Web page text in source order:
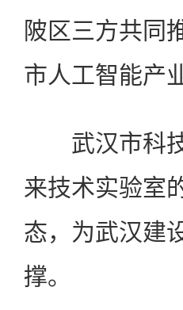
陂区三方共同
市人工智能产
武汉市科技
来技术实验室
态，为武汉建
撑。